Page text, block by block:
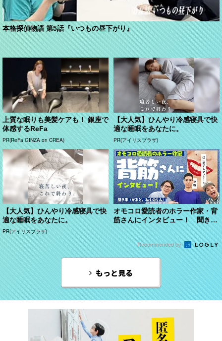
本格探偵物語 第5話『いつもの昼下がり』
上質な眠りも美髪ケアも！ 銀座で
体感するReFa
PR(ReFa GINZA on CREA)
【大人気】ひんやり冷感寝具で快
適な睡眠をあなたに。
PR(アイリスプラザ)
【大人気】ひんやり冷感寝具で快
適な睡眠をあなたに。
PR(アイリスプラザ)
オモコロ愛読者のホラー作家・背
筋さんにインタビュー！ 聞き手
（かまど、みくのしん...
Recommended by
もっと見る